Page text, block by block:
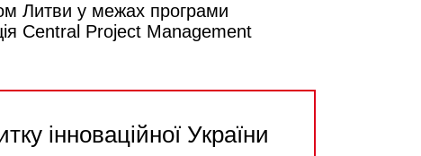
Литви у межах програми
Central Project Management
інноваційної України